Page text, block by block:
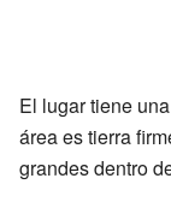
El lugar tiene
área es tierra
grandes dentro